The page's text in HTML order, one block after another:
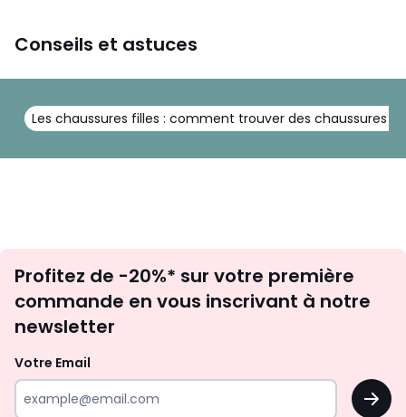
Conseils et astuces
Les chaussures filles : comment trouver des chaussures
newsletter
Profitez de -20%* sur votre première
commande en vous inscrivant à notre
newsletter
Votre Email
OK